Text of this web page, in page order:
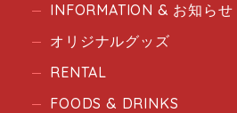
INFORMATION & お知らせ
オリジナルグッズ
RENTAL
FOODS & DRINKS